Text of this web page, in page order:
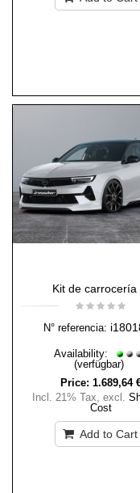
Kit de carrocería
N° referencia:
Availability:
(verfügbar)
Price: 1.689,64
Incl. 21% Tax, excl.
Cost
Add to Cart